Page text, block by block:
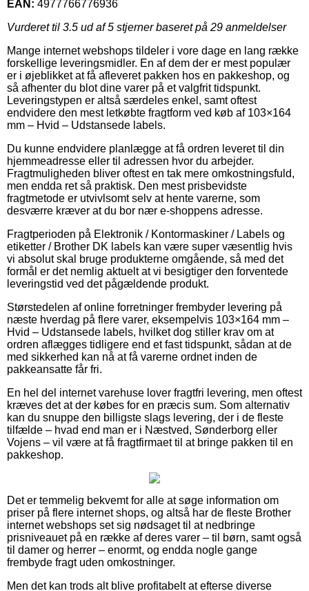
EAN: 4977766776936
Vurderet til 3.5 ud af 5 stjerner baseret på 29 anmeldelser
Mange internet webshops tildeler i vore dage en lang række
forskellige leveringsmidler. En af dem der er mest populær
er i øjeblikket at få afleveret pakken hos en pakkeshop, og
så afhenter du blot dine varer på et valgfrit tidspunkt.
Leveringstypen er altså særdeles enkel, samt oftest
endvidere den mest letkøbte fragtform ved køb af 103×164
mm – Hvid – Udstansede labels.
Du kunne endvidere planlægge at få ordren leveret til din
hjemmeadresse eller til adressen hvor du arbejder.
Fragtmuligheden bliver oftest en tak mere omkostningsfuld,
men endda ret så praktisk. Den mest prisbevidste
fragtmetode er utvivlsomt selv at hente varerne, som
desværre kræver at du bor nær e-shoppens adresse.
Fragtperioden på Elektronik / Kontormaskiner / Labels og
etiketter / Brother DK labels kan være super væsentlig hvis
vi absolut skal bruge produkterne omgående, så med det
formål er det nemlig aktuelt at vi besigtiger den forventede
leveringstid ved det pågældende produkt.
Størstedelen af online forretninger frembyder levering på
næste hverdag på flere varer, eksempelvis 103×164 mm –
Hvid – Udstansede labels, hvilket dog stiller krav om at
ordren aflægges tidligere end et fast tidspunkt, sådan at de
med sikkerhed kan nå at få varerne ordnet inden de
pakkeansatte får fri.
En hel del internet varehuse lover fragtfri levering, men oftest
kræves det at der købes for en præcis sum. Som alternativ
kan du snuppe den billigste slags levering, der i de fleste
tilfælde – hvad end man er i Næstved, Sønderborg eller
Vojens – vil være at få fragtfirmaet til at bringe pakken til en
pakkeshop.
Det er temmelig bekvemt for alle at søge information om
priser på flere internet shops, og altså har de fleste Brother
internet webshops set sig nødsaget til at nedbringe
prisniveauet på en række af deres varer – til børn, samt også
til damer og herrer – enormt, og endda nogle gange
frembyde fragt uden omkostninger.
Men det kan trods alt blive profitabelt at efterse diverse